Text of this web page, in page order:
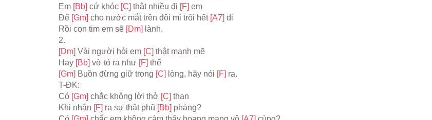
Em [Bb] cứ khóc [C] thật nhiều đi [F] em
Để [Gm] cho nước mắt trên đôi mi trôi hết [A7] đi
Rồi con tim em sẽ [Dm] lành.
2.
[Dm] Vài người hỏi em [C] thật mạnh mẽ
Hay [Bb] vờ tỏ ra như [F] thế
[Gm] Buồn đừng giữ trong [C] lòng, hãy nói [F] ra.
T-ĐK:
Có [Gm] chắc không lời thở [C] than
Khi nhận [F] ra sự thật phũ [Bb] phàng?